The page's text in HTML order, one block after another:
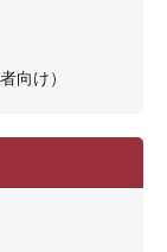
向け）